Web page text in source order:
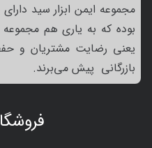
مجموعه ایمن ابزار سید
بوده که به یاری هم
یعنی رضایت مشتریان و
بازرگانی پیش می‌برند.